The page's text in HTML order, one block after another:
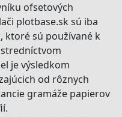
ofsetových
plotbase.sk sú iba
ktoré sú používané k
je výsledkom
od rôznych
gramáže papierov